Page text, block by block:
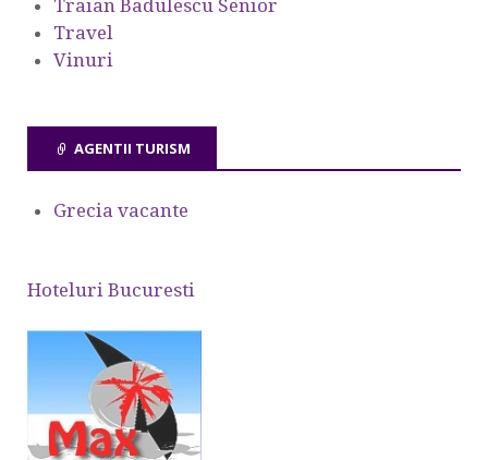
Traian Badulescu Senior
Travel
Vinuri
AGENTII TURISM
Grecia vacante
Hoteluri Bucuresti